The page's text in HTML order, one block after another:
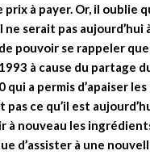
prix à payer. Or, il oublie
ne serait pas
pouvoir se rappeler
à cause du partage
qui a permis d’apaiser
pas ce qu’il est
à nouveau les
d’assister à une